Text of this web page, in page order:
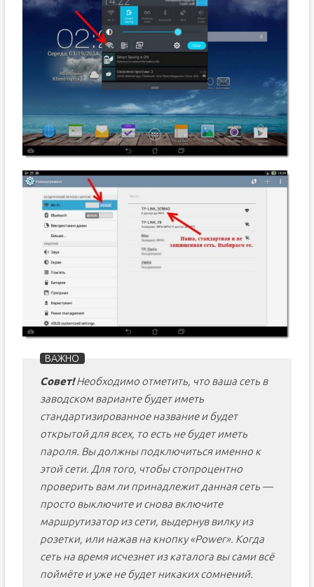
Совет!Необходимо отметить, что ваша сеть в
заводском варианте будет иметь
стандартизированное название и будет
открытой для всех, то есть не будет иметь
пароля. Вы должны подключиться именно к
этой сети. Для того, чтобы стопроцентно
проверить вам ли принадлежит данная сеть —
просто выключите и снова включите
маршрутизатор из сети, выдернув вилку из
розетки, или нажав на кнопку «Power». Когда
сеть на время исчезнет из каталога вы сами всё
поймёте и уже не будет никаких сомнений.